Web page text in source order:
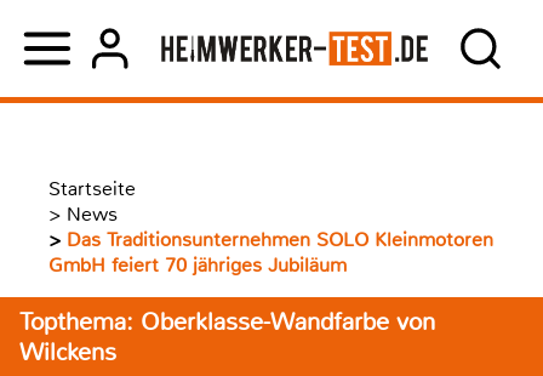
Startseite
> News
> Das Traditionsunternehmen SOLO Kleinmotoren
GmbH feiert 70 jähriges Jubiläum
Topthema: Oberklasse-Wandfarbe von
Wilckens